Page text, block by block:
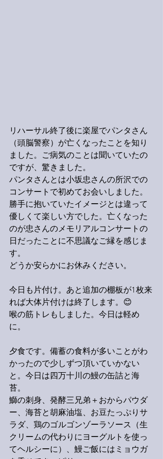
リハーサル終了後に楽屋でパンタさん
（頭脳警察）が亡くなったことを知り
ました。ご病気のことは聞いていたの
ですが、驚きました。
パンタさんとは小坂忠さんの所沢での
コンサートで初めてお会いしました。
勝手に抱いていたイメージとは違って
優しくて楽しい方でした。亡くなった
のが忠さんのメモリアルコンサートの
日だったことに不思議なご縁を感じま
す。
どうか安らかにお休みください。
今日も片付け。あと追加の棚板が1枚来
れば大体片付けは終了します。😊
喉の筋トレもしました。今日は軽め
に。
夕食です。備蓄の食料が多いことがわ
かったので少しずつ頂いていかない
と。今日は四万十川の鰻の缶詰と海
苔。
鰤の刺身、発酵三兄弟＋おからパウダ
ー、海苔と胡麻油塩、お豆たっぷりサ
ラダ、鶏のゴルゴンゾーラソース（生
クリームの代わりにヨーグルトを使っ
てヘルシーに）、鰻ご飯にはミョウガ